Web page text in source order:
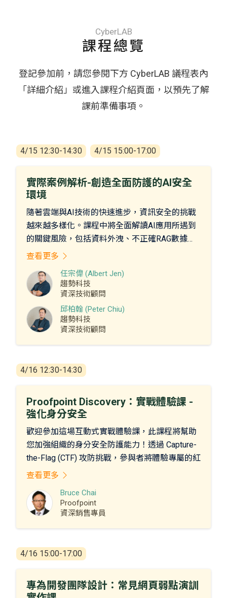
CyberLAB
課程總覽
登記參加前，請您參閱下方 CyberLAB 議程表內
「詳細介紹」或進入課程介紹頁面，以預先了解
課前準備事項。
4/15 12:30-14:30 4/15 15:00-17:00
實際案例解析-創造全面防護的AI安全
環境
隨著雲端與AI技術的快速進步，資訊安全的挑戰
越來越多樣化。課程中將全面解讀AI應用所遇到
的關鍵風險，包括資料外洩、不正確RAG數據導
致的AI幻覺、以及阻止使用者誘導AI生成敏感內
以及如何在雲端環境中實現更高層次的安全性也
為本課程的重點。為參加者提供完整的AI實用的
AI解決方案。
查看更多
任宗偉 (Albert Jen)
趨勢科技
資深技術顧問
邱柏翰 (Peter Chiu)
趨勢科技
資深技術顧問
4/16 12:30-14:30
Proofpoint Discovery：實戰體驗課 -
強化身分安全
歡迎參加這場互動式實戰體驗課，此課程將幫助
您加強組織的身分安全防護能力！透過 Capture-
the-Flag (CTF) 攻防挑戰，參與者將體驗專屬的紅
隊/藍隊對抗演練，並由 Proofpoint Identity
您的任務是滲透模擬賭場網路、竊取老虎機程式
碼，並執行模擬勒索軟體攻擊，同時避免被偵測
到！
表現優異者更可贏得精美獎品！
傳統身分與存取管理 (IAM) 控制無法抵禦攻擊者
查看更多
Bruce Chai
Proofpoint
資深銷售專員
4/16 15:00-17:00
專為開發團隊設計：常見網頁弱點演訓